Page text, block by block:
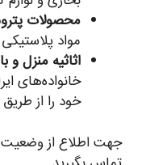
محصولات
مواد
اثاثیه منزل
خانواده‌های
خود را از